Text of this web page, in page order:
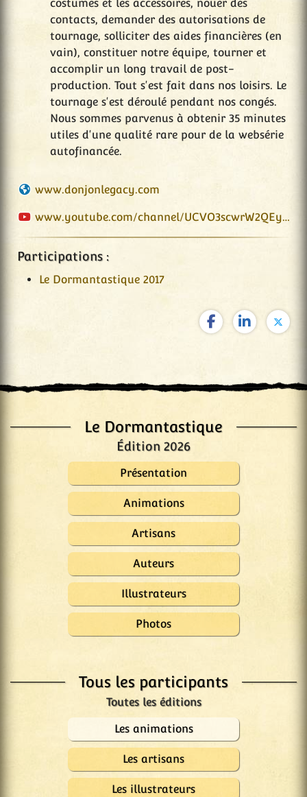
Le Dormantastique
Édition 2026
Présentation
Animations
Artisans
Auteurs
Illustrateurs
Photos
Tous les participants
Les animations
Les artisans
Les illustrateurs
costumes et les accessoires, nouer des
contacts, demander des autorisations de
tournage, solliciter des aides financières (en
vain), constituer notre équipe, tourner et
accomplir un long travail de post-
production. Tout s'est fait dans nos loisirs. Le
tournage s'est déroulé pendant nos congés.
Nous sommes parvenus à obtenir 35 minutes
utiles d'une qualité rare pour de la websérie
autofinancée.
www.donjonlegacy.com
www.youtube.com/channel/UCVO3scwrW2QEyxiVcBbEbtw
Participations :
Le Dormantastique 2017